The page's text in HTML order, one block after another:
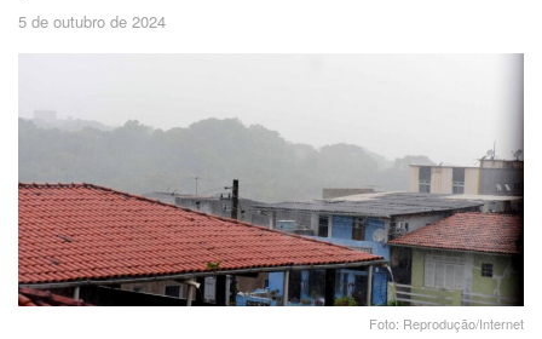
5 de outubro de 2024
Foto: Reprodução/Internet